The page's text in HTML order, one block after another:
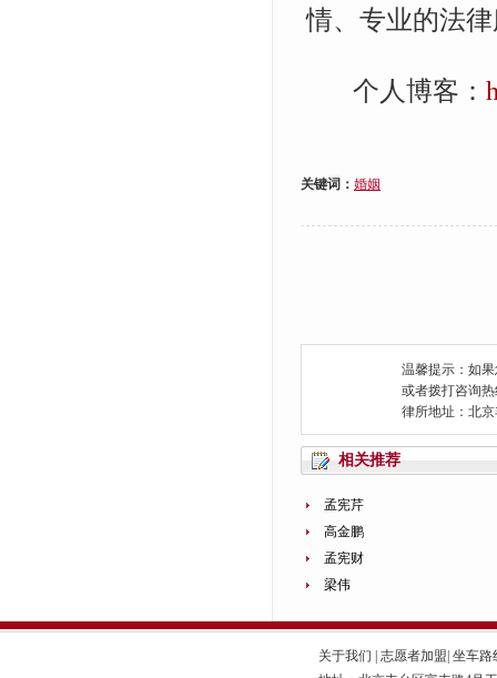
情、专业的法
个人博客：
关键词： 婚姻
温馨提示：如
或者拨打咨询热
律所地址：北
相关推荐
孟宪芹
高金鹏
孟宪财
梁伟
关于我们 志愿者加盟 坐车路